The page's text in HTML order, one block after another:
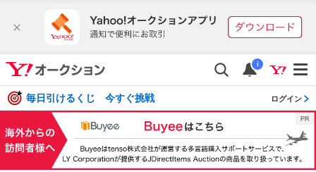
i
毎日引けるくじ 今すぐ挑戦 ログイン